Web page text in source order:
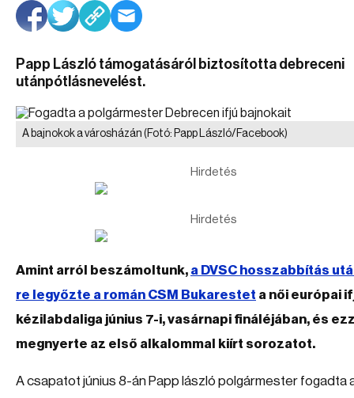
Papp László támogatásáról biztosította debreceni
utánpótlásnevelést.
A bajnokok a városházán (Fotó: Papp László/Facebook)
Hirdetés
Hirdetés
Amint arról beszámoltunk, a DVSC hosszabbítás
re legyőzte a román CSM Bukarestet a női európai
kézilabdaliga június 7-i, vasárnapi fináléjában, és
megnyerte az első alkalommal kiírt sorozatot.
A csapatot június 8-án Papp lászló polgármester fogadta